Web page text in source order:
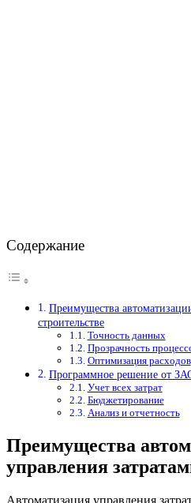
Содержание
Преимущества
строительстве
Точность данных
Прозрачность
Оптимизация расходов
Программное решение от
Учет всех затрат
Бюджетирование
Анализ и отчетность
Преимущества
управления
Автоматизация управления